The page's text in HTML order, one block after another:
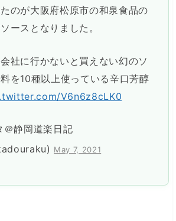
のが大阪府松原市の和泉食品の
ースとなりました。
社に行かないと買えない幻のソ
を10種以上使っている辛口芳醇
V6n6z8cLK0
静岡道楽日記
May 7, 2021